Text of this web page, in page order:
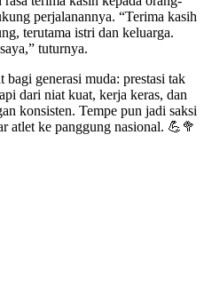
perjalanannya. “Terima kasih
terutama istri dan keluarga.
tuturnya.
generasi muda: prestasi tak
dari niat kuat, kerja keras, dan
konsisten. Tempe pun jadi saksi
atlet ke panggung nasional. 💪🥦